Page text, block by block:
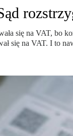
się na VAT, bo
się na VAT. I to